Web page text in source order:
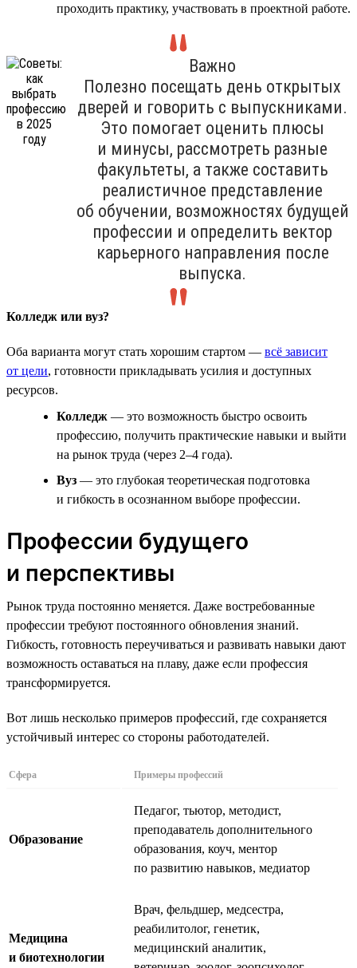
проходить практику, участвовать в проектной работе.
Важно
Полезно посещать день открытых
дверей и говорить с выпускниками.
Это помогает оценить плюсы
и минусы, рассмотреть разные
факультеты, а также составить
реалистичное представление
об обучении, возможностях будущей
профессии и определить вектор
карьерного направления после
выпуска.
Колледж или вуз?
Оба варианта могут стать хорошим стартом — всё зависит
от цели, готовности прикладывать усилия и доступных
ресурсов.
Колледж — это возможность быстро освоить
профессию, получить практические навыки и выйти
на рынок труда (через 2–4 года).
Вуз — это глубокая теоретическая подготовка
и гибкость в осознанном выборе профессии.
Профессии будущего
и перспективы
Рынок труда постоянно меняется. Даже востребованные
профессии требуют постоянного обновления знаний.
Гибкость, готовность переучиваться и развивать навыки дают
возможность оставаться на плаву, даже если профессия
трансформируется.
Вот лишь несколько примеров профессий, где сохраняется
устойчивый интерес со стороны работодателей.
Сфера Примеры профессий
Образование
Педагог, тьютор, методист,
преподаватель дополнительного
образования, коуч, ментор
по развитию навыков, медиатор
Медицина
и биотехнологии
Врач, фельдшер, медсестра,
реабилитолог, генетик,
медицинский аналитик,